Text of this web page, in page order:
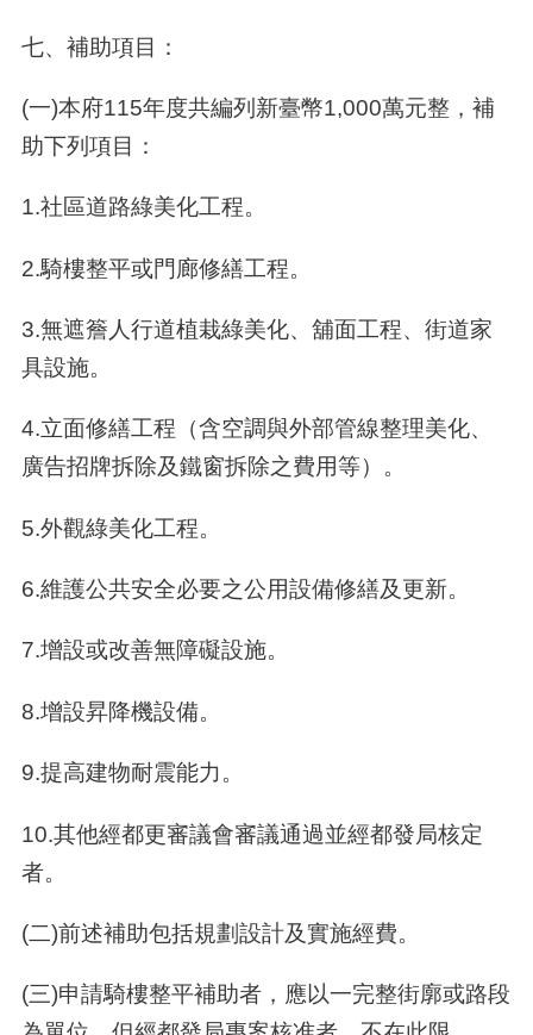
七、 補助項目：
(一)本府​115年度共編列新臺幣​1,000萬元整，補
助下列項目：
1.社區道路綠美化工程。
2.騎樓整平或門廊修繕工程。
3.無遮簷人行道植栽綠美化、舖面工程、街道家
具設施。
4.立面修繕工程（含空調與外部管線整理美化、
廣告招牌拆除及鐵窗拆除之費用等）。
5.外觀綠美化工程。
6.維護公共安全必要之公用設備修繕及更新。
7.增設或改善無障礙設施。
8.增設昇降機設備。
9.提高建物耐震能力。
10.其他經都更審議會審議通過並經都發局核定
者。
(二)前述補助包括規劃設計及實施經費。
(三)申請騎樓整平補助者，應以一完整街廓或路段